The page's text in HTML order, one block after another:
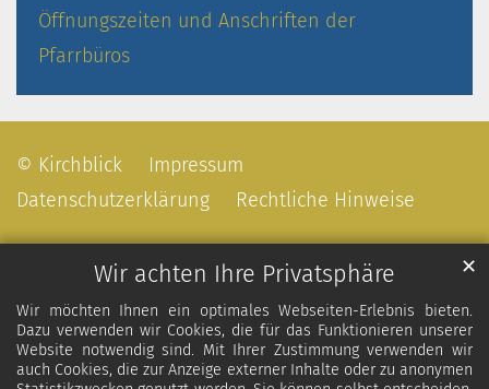
Wir achten Ihre Privatsphäre
Wir möchten Ihnen ein optimales Webseiten-Erlebnis bieten.
Dazu verwenden wir Cookies, die für das Funktionieren unserer
Website notwendig sind. Mit Ihrer Zustimmung verwenden wir
auch Cookies, die zur Anzeige externer Inhalte oder zu anonymen
✕
Öffnungszeiten und Anschriften der
Pfarrbüros
© Kirchblick
Impressum
Datenschutzerklärung
Rechtliche Hinweise